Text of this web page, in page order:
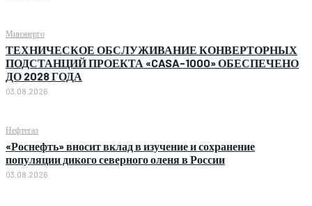
Минэнерго
ТЕХНИЧЕСКОЕ ОБСЛУЖИВАНИЕ КОНВЕРТОРНЫХ
ПОДСТАНЦИЙ ПРОЕКТА «CASA-1000» ОБЕСПЕЧЕНО
ДО 2028 ГОДА
03.08.2026
Нефтегаз
«Роснефть» вносит вклад в изучение и сохранение
популяции дикого северного оленя в России
03.08.2026